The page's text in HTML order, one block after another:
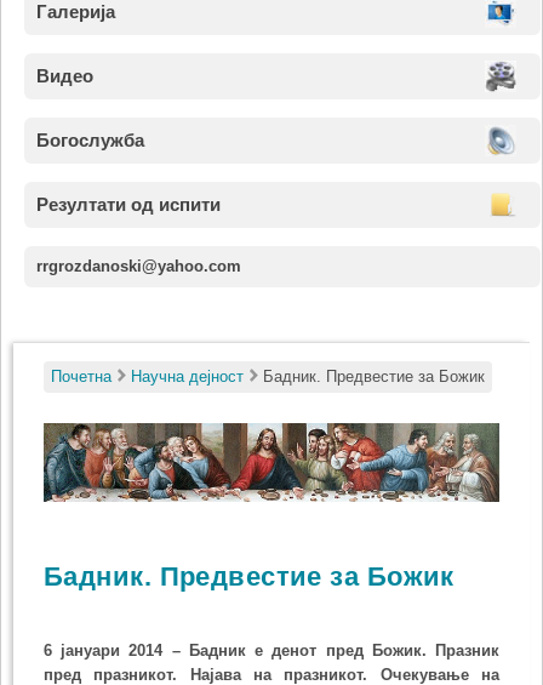
Галерија
Видео
Богослужба
Резултати од испити
rrgrozdanoski@yahoo.com
Почетна Научна дејност Бадник. Предвестие за Божик
Бадник. Предвестие за Божик
6 јануари 2014 – Бадник е денот пред Божик. Празник
пред празникот. Најава на празникот. Очекување на